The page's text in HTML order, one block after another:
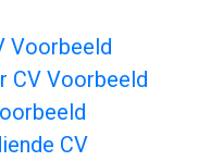
Voorbeeld
CV Voorbeeld
CV